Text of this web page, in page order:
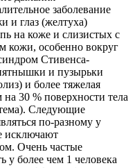
заболевание
и глаз (желтуха)
на коже и слизистых с
кожи, особенно вокруг
Стивенса-
и пузырьки
и более тяжелая
30 % поверхности тела
Следующие
по-разному у
исключают
Очень частые
у более чем 1 человека